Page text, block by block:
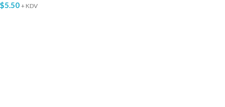
$5.50 + KDV